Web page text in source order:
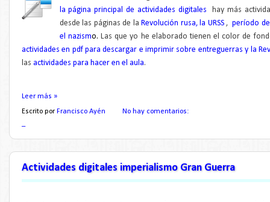
la página principal de actividades digitales
hay más
desde las páginas de la Revolución rusa, la URSS ,período
el nazismo. Las que yo he elaborado tienen el color de
actividades en pdf para descargar e imprimir sobre entreguerras y la
las actividades para hacer en el aula.
Leer más »
Escrito por Francisco Ayén
No hay comentarios:
Actividades digitales imperialismo Gran Guerra